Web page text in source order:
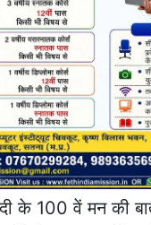
के 100 वें मन की